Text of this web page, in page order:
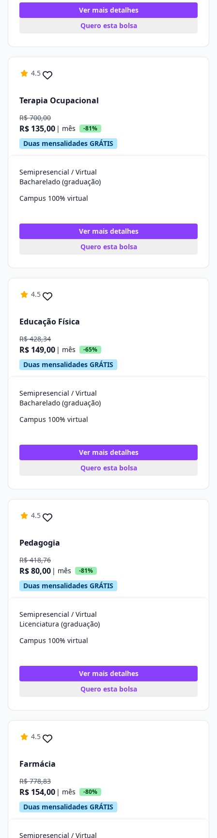
Ver mais detalhes
Quero esta bolsa
4.5
Terapia Ocupacional
R$ 700,00
R$ 135,00 | mês -81%
Duas mensalidades GRÁTIS
Semipresencial / Virtual
Bacharelado (graduação)
Campus 100% virtual
Ver mais detalhes
Quero esta bolsa
4.5
Educação Física
R$ 428,34
R$ 149,00 | mês -65%
Duas mensalidades GRÁTIS
Semipresencial / Virtual
Bacharelado (graduação)
Campus 100% virtual
Ver mais detalhes
Quero esta bolsa
4.5
Pedagogia
R$ 418,76
R$ 80,00 | mês -81%
Duas mensalidades GRÁTIS
Semipresencial / Virtual
Licenciatura (graduação)
Campus 100% virtual
Ver mais detalhes
Quero esta bolsa
4.5
Farmácia
R$ 778,83
R$ 154,00 | mês -80%
Duas mensalidades GRÁTIS
Semipresencial / Virtual